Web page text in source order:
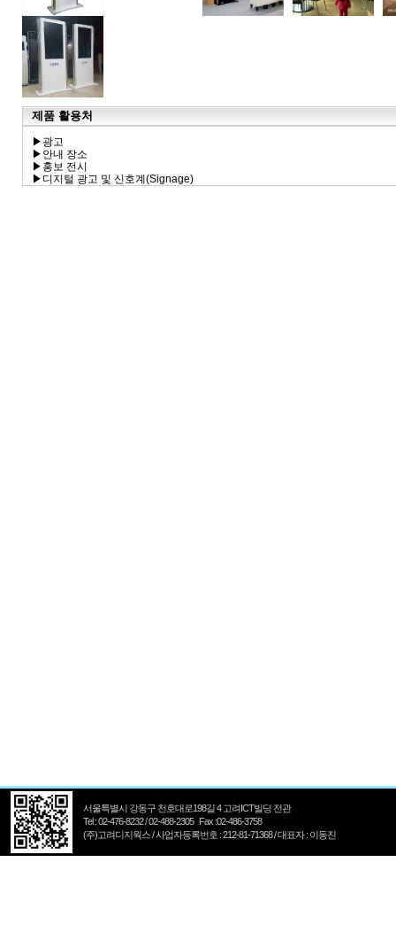
제품 활용처
▶광고
▶안내 장소
▶홍보 전시
▶디지털 광고 및 신호계(Signage)
서울특별시 강동구 천호대로198길 4 고려ICT빌딩 전관
Tel : 02-476-8232 / 02-488-2305 Fax :02-486-3758
(주)고려디지웍스 / 사업자등록번호 : 212-81-71368 / 대표자 : 이동진